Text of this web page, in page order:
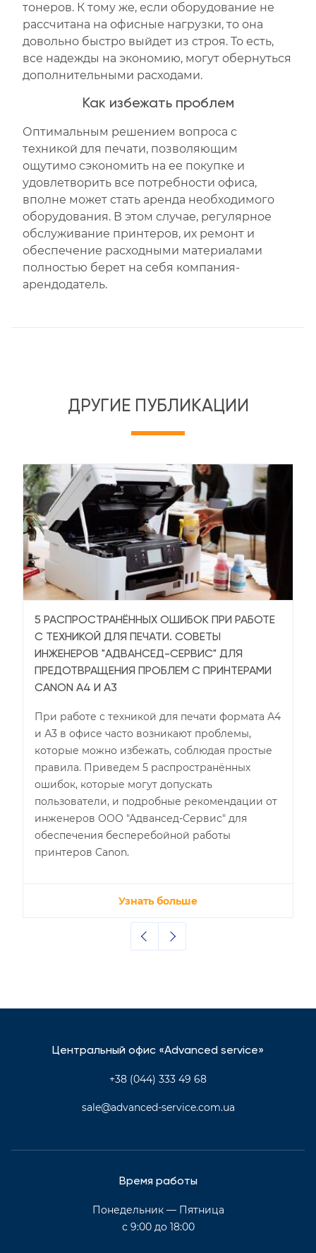
тонеров. К тому же, если оборудование не
рассчитана на офисные нагрузки, то она
довольно быстро выйдет из строя. То есть,
все надежды на экономию, могут обернуться
дополнительными расходами.
Как избежать проблем
Оптимальным решением вопроса с
техникой для печати, позволяющим
ощутимо сэкономить на ее покупке и
удовлетворить все потребности офиса,
вполне может стать аренда необходимого
оборудования. В этом случае, регулярное
обслуживание принтеров, их ремонт и
обеспечение расходными материалами
полностью берет на себя компания-
арендодатель.
ДРУГИЕ ПУБЛИКАЦИИ
5 РАСПРОСТРАНЁННЫХ ОШИБОК ПРИ РАБОТЕ
С ТЕХНИКОЙ ДЛЯ ПЕЧАТИ. СОВЕТЫ
ИНЖЕНЕРОВ "АДВАНСЕД-СЕРВИС" ДЛЯ
ПРЕДОТВРАЩЕНИЯ ПРОБЛЕМ С ПРИНТЕРАМИ
CANON А4 И А3
При работе с техникой для печати формата А4
и А3 в офисе часто возникают проблемы,
которые можно избежать, соблюдая простые
правила. Приведем 5 распространённых
ошибок, которые могут допускать
пользователи, и подробные рекомендации от
инженеров ООО "Адвансед-Сервис" для
обеспечения бесперебойной работы
принтеров Canon.
Узнать больше
Центральный офис «Advanced service»
+38 (044) 333 49 68
sale@advanced-service.com.ua
Время работы
Понедельник — Пятница
с 9:00 до 18:00